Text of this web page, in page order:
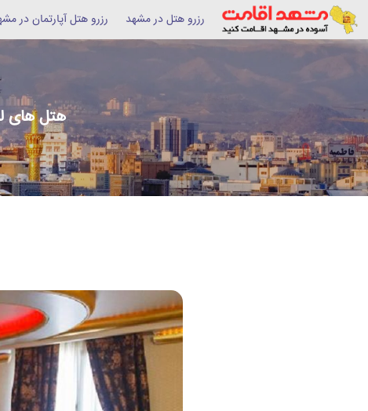
رزرو هتل در مشهد رزرو هتل آپارتمان در
هتل های